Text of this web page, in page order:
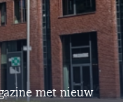
met nieuw